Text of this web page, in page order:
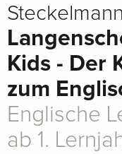
Kids - Der
zum
Englische
ab 1.